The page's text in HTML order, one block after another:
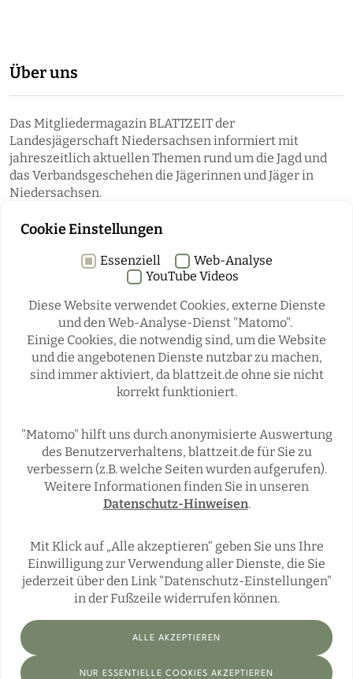
Über uns
Das Mitgliedermagazin BLATTZEIT der
Landesjägerschaft Niedersachsen informiert mit
jahreszeitlich aktuellen Themen rund um die Jagd und
das Verbandsgeschehen die Jägerinnen und Jäger in
Niedersachsen.
Rubriken
ÜBERREGIONAL
REPORTAGEN
WILDTIERE
ÜBRIGENS
Impressum Datenschutz-Einstellungen
Cookie Einstellungen
Essenziell
Web-Analyse
YouTube Videos
Diese Website verwendet Cookies, externe Dienste
und den Web-Analyse-Dienst "Matomo".
Einige Cookies, die notwendig sind, um die Website
und die angebotenen Dienste nutzbar zu machen,
sind immer aktiviert, da blattzeit.de ohne sie nicht
korrekt funktioniert.
"Matomo" hilft uns durch anonymisierte Auswertung
des Benutzerverhaltens, blattzeit.de für Sie zu
verbessern (z.B. welche Seiten wurden aufgerufen).
Weitere Informationen finden Sie in unseren
Datenschutz-Hinweisen.
Mit Klick auf „Alle akzeptieren“ geben Sie uns Ihre
Einwilligung zur Verwendung aller Dienste, die Sie
jederzeit über den Link "Datenschutz-Einstellungen"
in der Fußzeile widerrufen können.
ALLE AKZEPTIEREN
NUR ESSENTIELLE COOKIES AKZEPTIEREN